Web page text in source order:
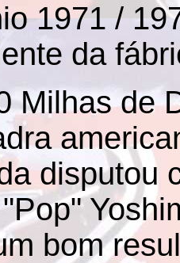
1971 /
da
Milhas de
disputou
bom